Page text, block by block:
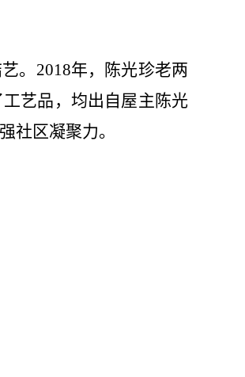
。 2018年，陈光珍老两
艺品，均出自屋主陈光
社区凝聚力。